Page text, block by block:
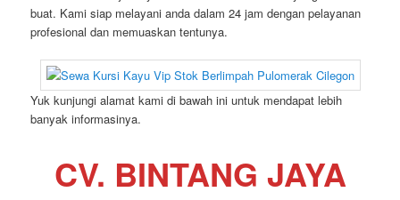
buat. Kami siap melayani anda dalam 24 jam dengan pelayanan
profesional dan memuaskan tentunya.
Yuk kunjungi alamat kami di bawah ini untuk mendapat lebih
banyak informasinya.
CV. BINTANG JAYA